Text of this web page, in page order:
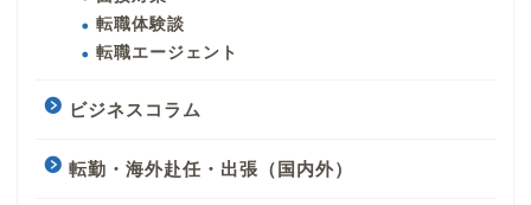
転職体験談
転職エージェント
ビジネスコラム
転勤・海外赴任・出張（国内外）